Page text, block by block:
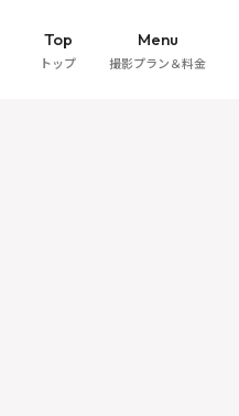
Top
トップ
Menu
撮影プラン＆料金